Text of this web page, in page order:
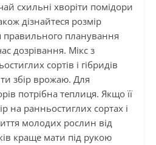
схильні хворіти помідори
дізнайтеся розмір
планування
дозрівання. Мікс з
сортів і гібридів
збір врожаю. Для
потрібна теплиця. Якщо її
на ранньостиглих сортах і
молодих рослин від
краще мати під рукою